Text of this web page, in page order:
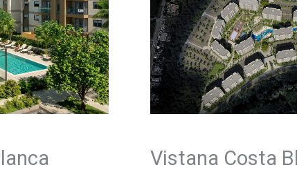
Vistana Costa